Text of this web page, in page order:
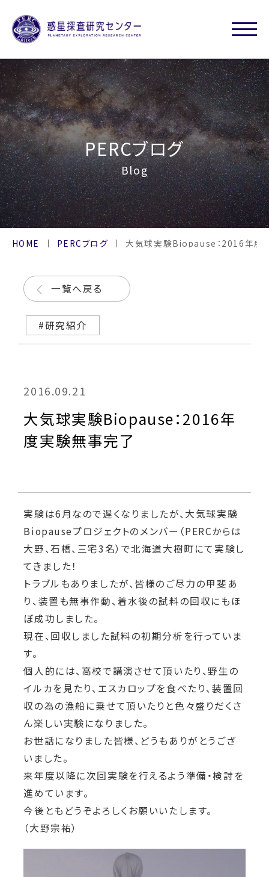
PERCブログ
Blog
HOME PERCブログ 大気球実験Biopause：2016年度
一覧へ戻る
#研究紹介
2016.09.21
大気球実験Biopause：2016年
度実験無事完了
実験は6月なので遅くなりましたが、大気球実験
Biopauseプロジェクトのメンバー（PERCからは
大野、石橋、三宅3名）で北海道大樹町にて実験し
てきました！
トラブルもありましたが、皆様のご尽力の甲斐あ
り、装置も無事作動、着水後の試料の回収にもほ
ぼ成功しました。
現在、回収しました試料の初期分析を行っていま
す。
個人的には、高校で講演させて頂いたり、野生の
イルカを見たり、エスカロップを食べたり、装置回
収の為の漁船に乗せて頂いたりと色々盛りだくさ
ん楽しい実験になりました。
お世話になりました皆様、どうもありがとうござ
いました。
来年度以降に次回実験を行えるよう準備・検討を
進めています。
今後ともどうぞよろしくお願いいたします。
（大野宗祐）